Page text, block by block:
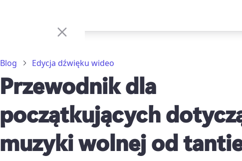
Blog Edycja dźwięku wideo
Przewodnik dla
początkujących
muzyki wolnej od